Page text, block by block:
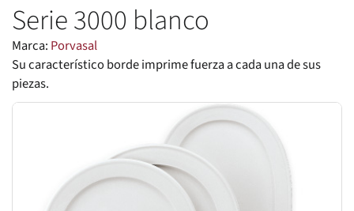
Serie 3000 blanco
Marca: Porvasal
Su característico borde imprime fuerza a cada una de sus
piezas.